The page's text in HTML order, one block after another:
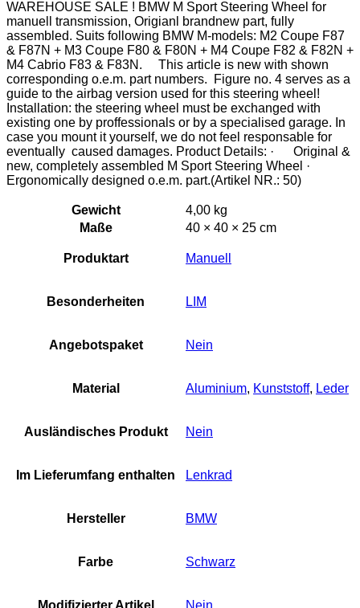
WAREHOUSE SALE ! BMW M Sport Steering Wheel for
manuell transmission, Origianl brandnew part, fully
assembled. Suits following BMW M-models: M2 Coupe F87
& F87N + M3 Coupe F80 & F80N + M4 Coupe F82 & F82N +
M4 Cabrio F83 & F83N. This article is new with shown
corresponding o.e.m. part numbers. Figure no. 4 serves as a
guide to the airbag version used for this steering wheel!
Installation: the steering wheel must be exchanged with
existing one by proffessionals or by a specialised garage. In
case you mount it yourself, we do not feel responsable for
eventually caused damages. Product Details: · Original &
new, completely assembled M Sport Steering Wheel ·
Ergonomically designed o.e.m. part.(Artikel NR.: 50)
Gewicht
4,00 kg
Maße
40 × 40 × 25 cm
Produktart Manuell
Besonderheiten LIM
Angebotspaket Nein
Material Aluminium, Kunststoff, Leder
Ausländisches Produkt Nein
Im Lieferumfang enthalten Lenkrad
Hersteller BMW
Farbe Schwarz
Modifizierter Artikel Nein